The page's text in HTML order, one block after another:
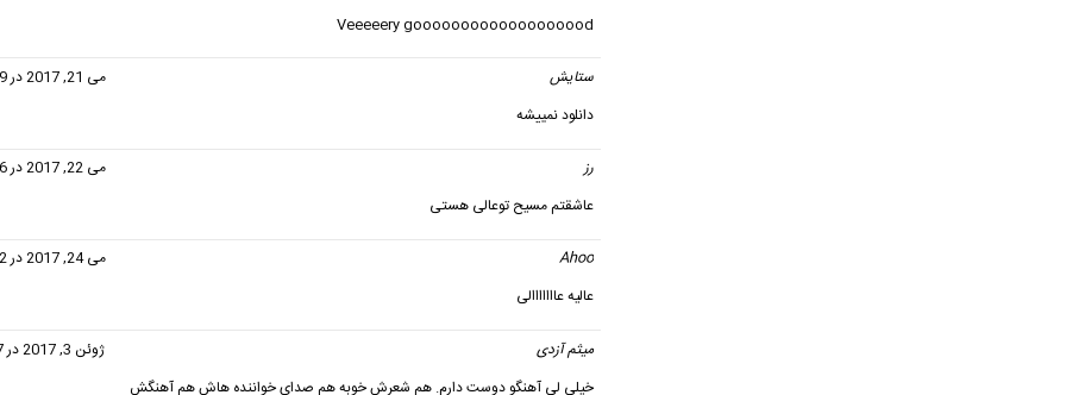
Veeeeery gooooooooooooooooood
ستایش
می 21, 2017 در 12:19 ب.ظ
دانلود نمییشه
رز
می 22, 2017 در 11:26 ب.ظ
عاشقتم مسیح توعالی هستی
Ahoo
می 24, 2017 در 11:22 ب.ظ
عالیه عااااااالی
میثم آزدی
ژوئن 3, 2017 در 12:17 ق.ظ
خیلی لی آهنگو دوست دارم. هم شعرش خوبه هم صدای خواننده هاش هم آهنگش